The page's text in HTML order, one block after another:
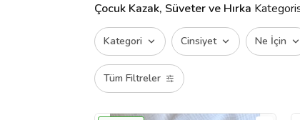
Çocuk Kazak, Süveter ve Hırka
Kategori Cinsiyet Ne İçin
Tüm Filtreler